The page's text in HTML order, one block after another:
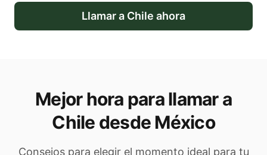
Llamar a Chile ahora
Mejor hora para llamar a
Chile desde México
Consejos para elegir el momento ideal para tu